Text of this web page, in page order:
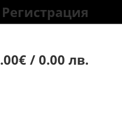
€/ 0.00 лв.